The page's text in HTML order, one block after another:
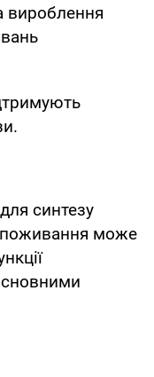
вироблення
синтезу
може